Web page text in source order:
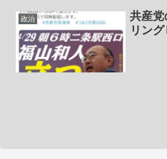
政治
共産党
リング